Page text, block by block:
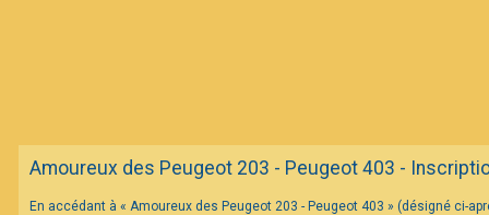
Amoureux des Peugeot 203 - Peugeot 403 -
En accédant à « Amoureux des Peugeot 203 - Peugeot 403 » (désigné ci-